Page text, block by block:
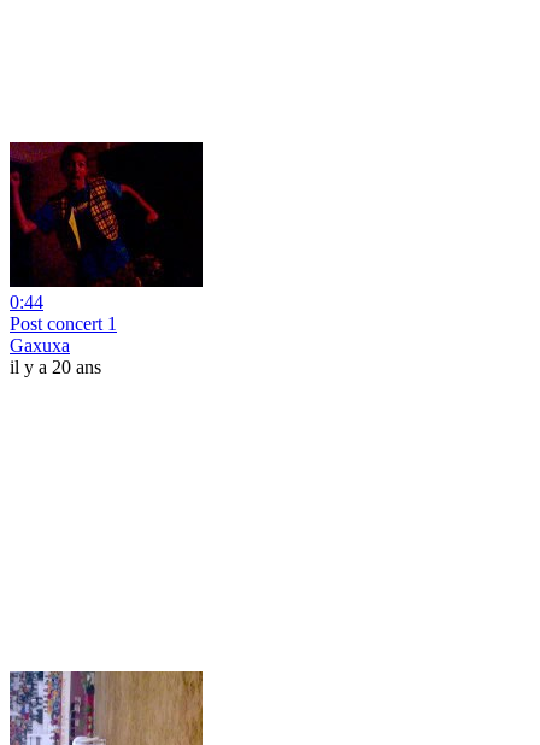
0:44
Post concert 1
Gaxuxa
il y a 20 ans